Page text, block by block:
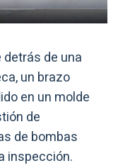
de una
un brazo
en un molde
de
de bombas
inspección.